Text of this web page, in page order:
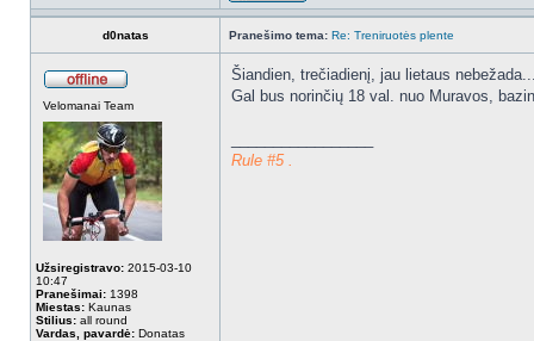
d0natas Pranešimo tema: Re: Treniruotės plente
Velomanai Team
Užsiregistravo: 2015-03-10
10:47
Pranešimai: 1398
Miestas: Kaunas
Stilius: all round
Vardas, pavardė: Donatas
Šiandien, trečiadienį, jau lietaus
Gal bus norinčių 18 val. nuo Muravos,
Rule #5 .